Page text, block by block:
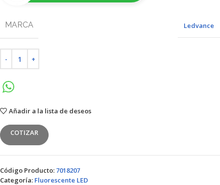
MARCA Ledvance
Añadir a la lista de deseos
COTIZAR
Código Producto: 7018207
Categoría: Fluorescente LED